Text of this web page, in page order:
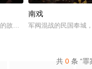
刑侦手段，接连破获数起重
故事——用一场精心策划的“
南戏
军阀混战的民国奉城
共 0 条 “罪